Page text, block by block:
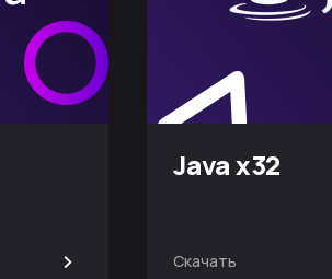
>
Java x32
Скачать